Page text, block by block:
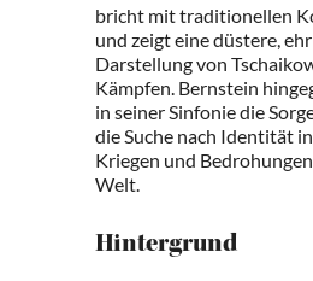
bricht mit traditionellen
und zeigt eine düstere,
Darstellung von
Kämpfen. Bernstein
in seiner Sinfonie die
die Suche nach Identität
Kriegen und
Welt.
Hintergrund